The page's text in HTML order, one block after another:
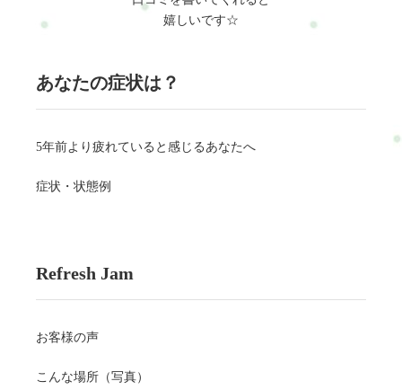
嬉しいです☆
あなたの症状は？
5年前より疲れていると感じるあなたへ
症状・状態例
Refresh Jam
お客様の声
こんな場所（写真）